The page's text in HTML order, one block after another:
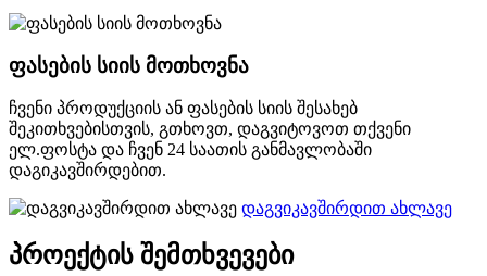
ფასების სიის მოთხოვნა
ჩვენი პროდუქციის ან ფასების სიის შესახებ
შეკითხვებისთვის, გთხოვთ, დაგვიტოვოთ თქვენი
ელ.ფოსტა და ჩვენ 24 საათის განმავლობაში
დაგიკავშირდებით.
დაგვიკავშირდით ახლავე
პროექტის შემთხვევები